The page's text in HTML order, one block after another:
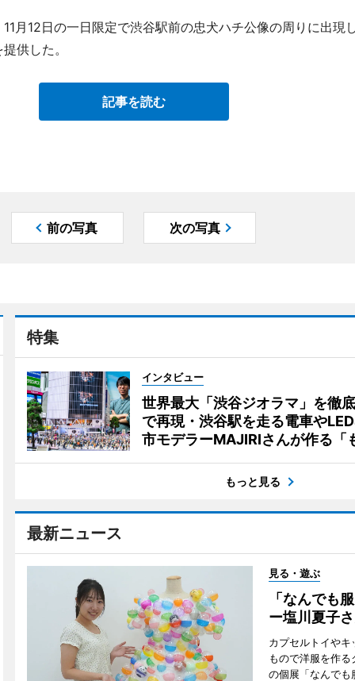
月12日の一日限定で渋谷駅前の忠犬ハチ公像の周りに出現
供した。
記事を読む
前の写真 次の写真
特集
インタビュー
世界最大「渋谷ジオラマ」を徹
で再現・渋谷駅を走る電車や
市モデラーMAJIRIさんが作る「
もっと見る
最新ニュース
見る・遊ぶ
「なんでも
ー塩川夏子
カプセルトイや
もので洋服を作
の個展「なんでも